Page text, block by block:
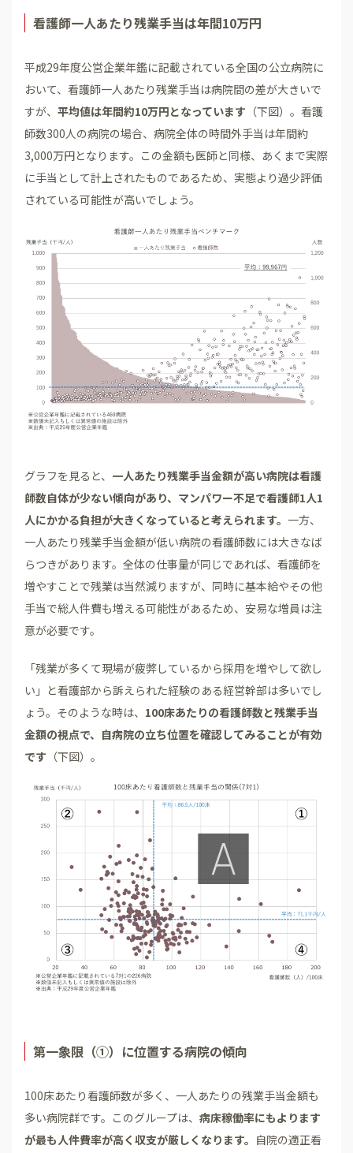
看護師一人あたり残業手当は年間10万円
平成29年度公営企業年鑑に記載されている全国の公立病院に
おいて、看護師一人あたり残業手当は病院間の差が大きいで
すが、 平均値は年間約10万円となっています （下図）。看護
師数300人の病院の場合、病院全体の時間外手当は年間約
3,000万円となります。この金額も医師と同様、あくまで実際
に手当として計上されたものであるため、実態より過少評価
されている可能性が高いでしょう。
グラフを見ると、 一人あたり残業手当金額が高い病院は看護
師数自体が少ない傾向があり、マンパワー不足で看護師1人1
人にかかる負担が大きくなっていると考えられます。 一方、
一人あたり残業手当金額が低い病院の看護師数には大きなば
らつきがあります。全体の仕事量が同じであれば、看護師を
増やすことで残業は当然減りますが、同時に基本給やその他
手当で総人件費も増える可能性があるため、安易な増員は注
意が必要です。
「残業が多くて現場が疲弊しているから採用を増やして欲し
い」と看護部から訴えられた経験のある経営幹部は多いでし
ょう。そのような時は、 100床あたりの看護師数と残業手当
金額の視点で、自病院の立ち位置を確認してみることが有効
です （下図）。
第一象限（①）に位置する病院の傾向
100床あたり看護師数が多く、一人あたりの残業手当金額も
多い病院群です。このグループは、 病床稼働率にもよります
が最も人件費率が高く収支が厳しくなります。 自院の適正看